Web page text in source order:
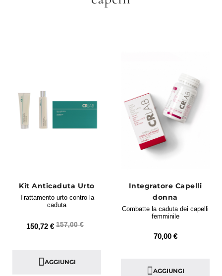
Kit Anticaduta Urto
Trattamento urto contro la
caduta
150,72 € 157,00 €
AGGIUNGI
Integratore Capelli
donna
Combatte la caduta dei capelli
femminile
70,00 €
AGGIUNGI